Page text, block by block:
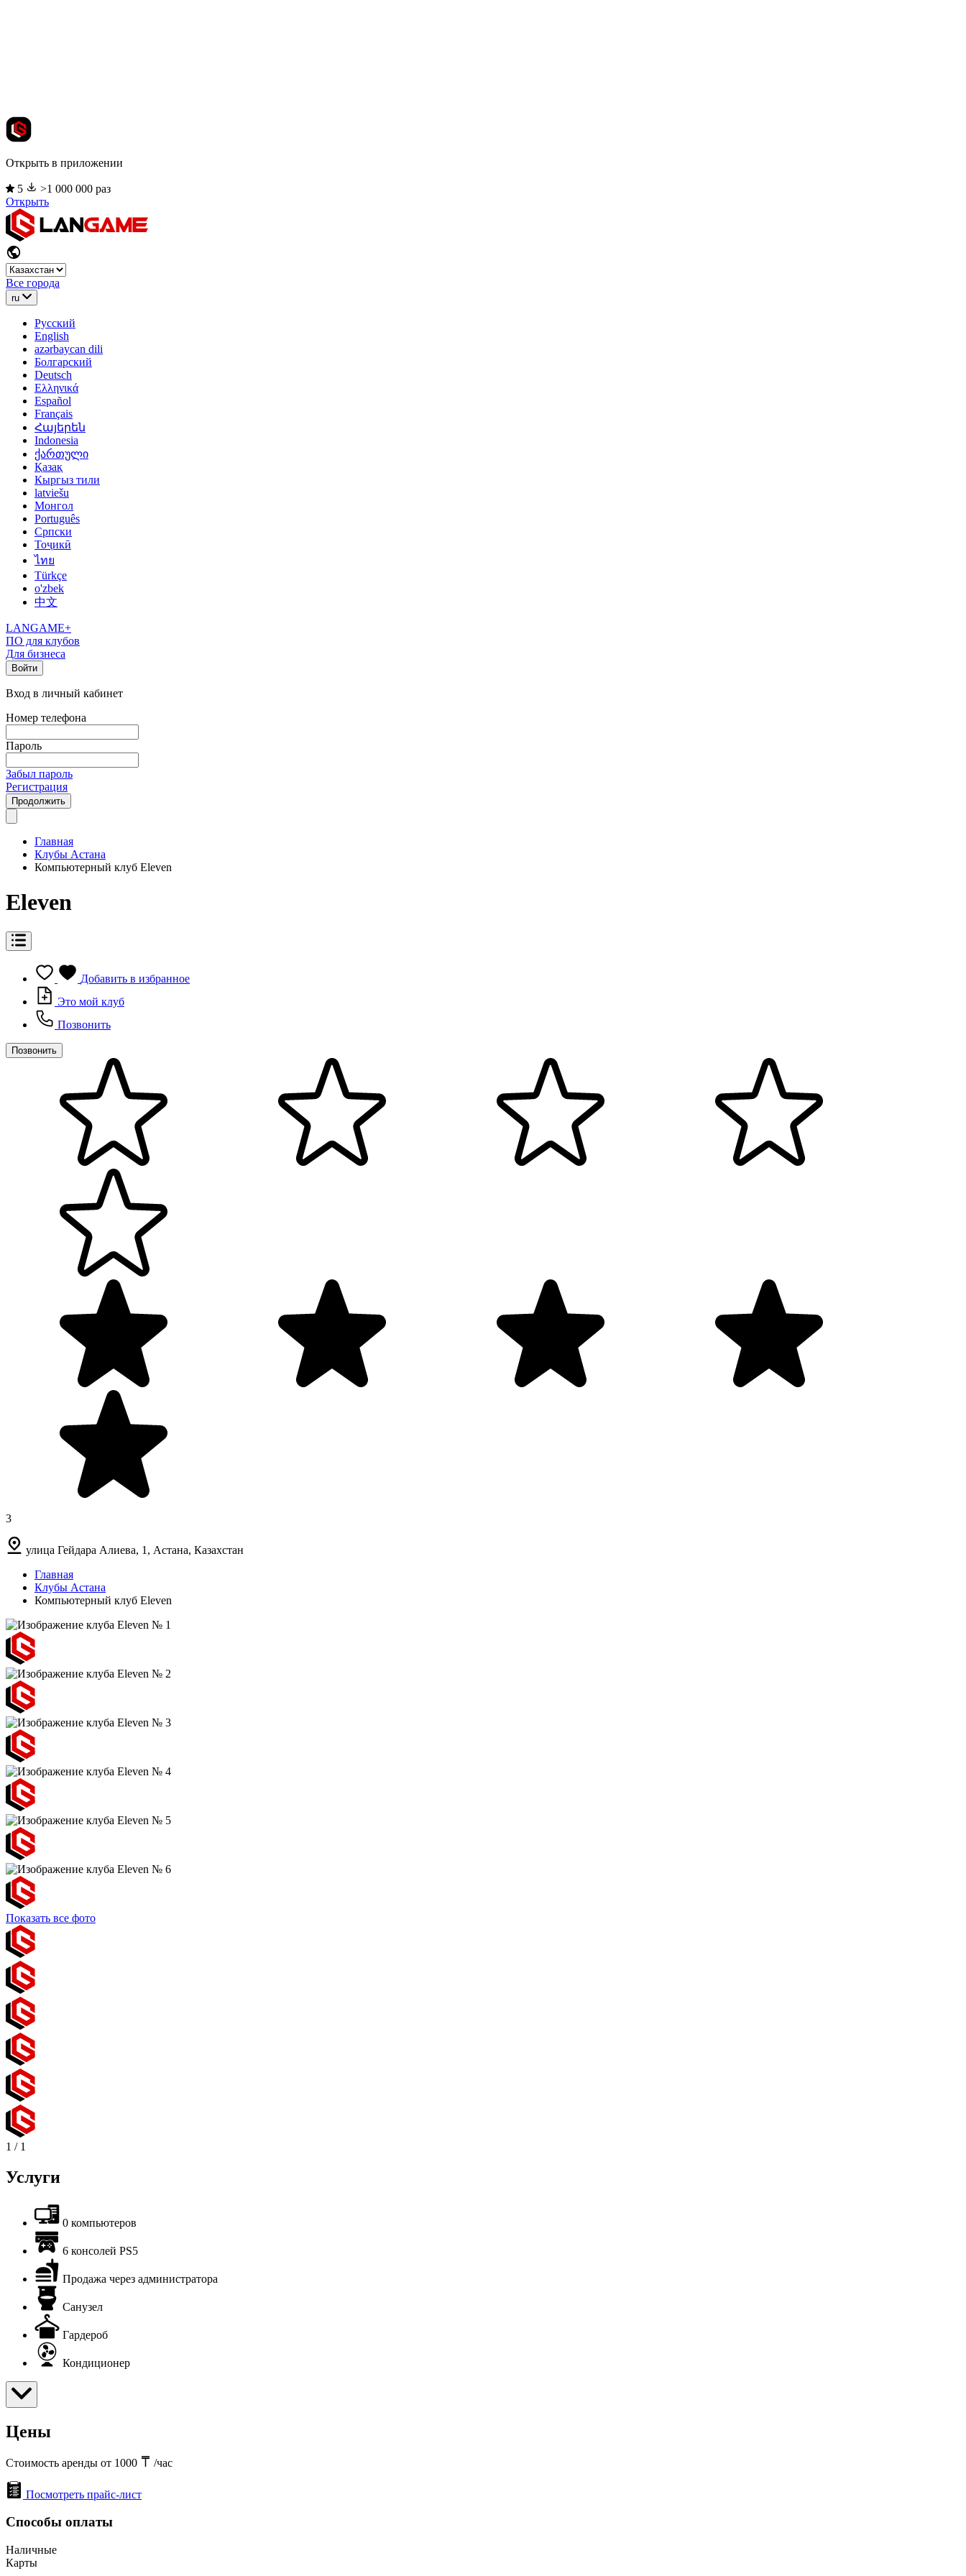
Открыть в приложении
5
>1 000 000 раз
Открыть
Все города
ru
Русский
English
azərbaycan dili
Болгарский
Deutsch
Ελληνικά
Español
Français
Հայերեն
Indonesia
ქართული
Қазақ
Кыргыз тили
latviešu
Монгол
Português
Српски
Тоҷикӣ
ไทย
Türkçe
o'zbek
中文
LANGAME+
ПО для клубов
Для бизнеса
Войти
Вход в личный кабинет
Номер телефона
Пароль
Забыл пароль
Регистрация
Продолжить
Главная
Клубы Астана
Компьютерный клуб Eleven
Eleven
Добавить в избранное
Это мой клуб
Позвонить
Позвонить
3
улица Гейдара Алиева, 1, Астана, Казахстан
Главная
Клубы Астана
Компьютерный клуб Eleven
Показать все фото
1 / 1
Услуги
0 компьютеров
6 консолей PS5
Продажа через администратора
Санузел
Гардероб
Кондиционер
Цены
Стоимость аренды от 1000 /час
Посмотреть прайс-лист
Способы оплаты
Наличные
Карты